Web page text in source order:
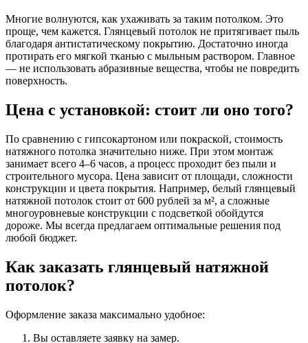
Многие волнуются, как ухаживать за таким потолком. Это
проще, чем кажется. Глянцевый потолок не притягивает пыль
благодаря антистатическому покрытию. Достаточно иногда
протирать его мягкой тканью с мыльным раствором. Главное
— не использовать абразивные вещества, чтобы не повредить
поверхность.
Цена с установкой: стоит ли оно того?
По сравнению с гипсокартоном или покраской, стоимость
натяжного потолка значительно ниже. При этом монтаж
занимает всего 4–6 часов, а процесс проходит без пыли и
строительного мусора. Цена зависит от площади, сложности
конструкции и цвета покрытия. Например, белый глянцевый
натяжной потолок стоит от 600 рублей за м², а сложные
многоуровневые конструкции с подсветкой обойдутся
дороже. Мы всегда предлагаем оптимальные решения под
любой бюджет.
Как заказать глянцевый натяжной
потолок?
Оформление заказа максимально удобное:
Вы оставляете заявку на замер.